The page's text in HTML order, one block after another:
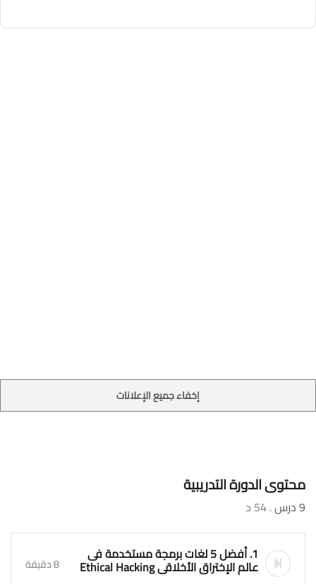
إخفاء جميع الإعلانات
محتوى الدورة التدريبية
9 درس . 54 د
1. أفضل 5 لغات برمجة مستخدمة فى
عالم الإختراق الأخلاقى Ethical Hacking 8 دقيقة